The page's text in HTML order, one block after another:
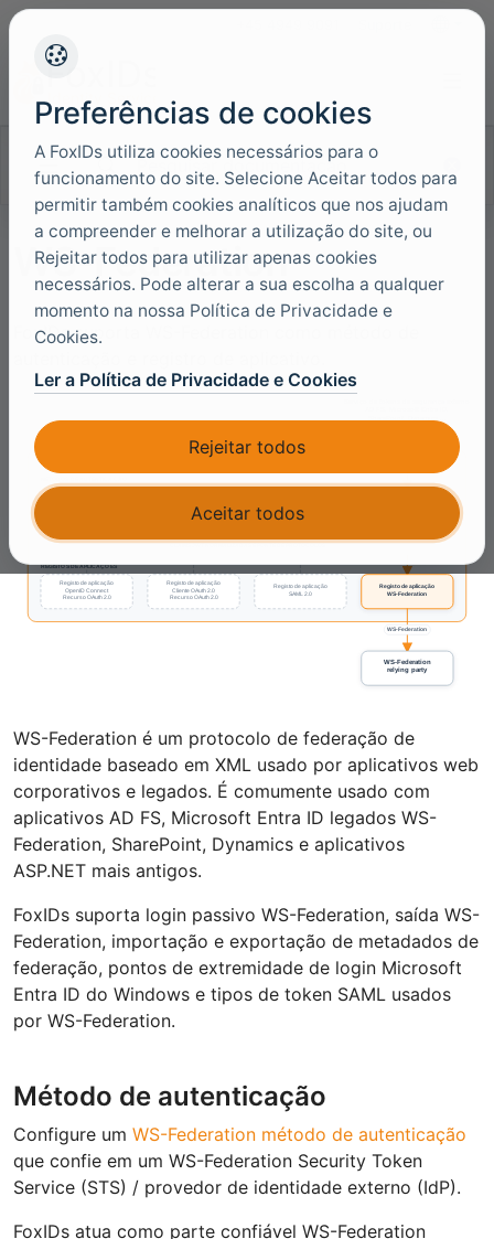
Idiomas
Pesquisar documentação
WS-Federation
FoxIDs suporta WS-Federation como método de
WS-Federation é um protocolo de federação de
identidade baseado em XML usado por aplicativos web
corporativos e legados. É comumente usado com
aplicativos AD FS, Microsoft Entra ID legados WS-
Federation, SharePoint, Dynamics e aplicativos
ASP.NET mais antigos.
FoxIDs suporta login passivo WS-Federation, saída WS-
Federation, importação e exportação de metadados de
federação, pontos de extremidade de login Microsoft
Entra ID do Windows e tipos de token SAML usados
por WS-Federation.
Método de autenticação
Configure um WS-Federation método de autenticação
que confie em um WS-Federation Security Token
Service (STS) / provedor de identidade externo (IdP).
FoxIDs atua como parte confiável WS-Federation
Preferências de cookies
A FoxIDs utiliza cookies necessários para o
funcionamento do site. Selecione Aceitar todos para
permitir também cookies analíticos que nos ajudam
a compreender e melhorar a utilização do site, ou
Rejeitar todos para utilizar apenas cookies
necessários. Pode alterar a sua escolha a qualquer
momento na nossa Política de Privacidade e
Cookies.
Ler a Política de Privacidade e Cookies
Rejeitar todos
Aceitar todos